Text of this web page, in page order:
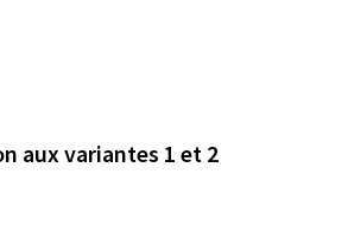
aux variantes 1 et 2